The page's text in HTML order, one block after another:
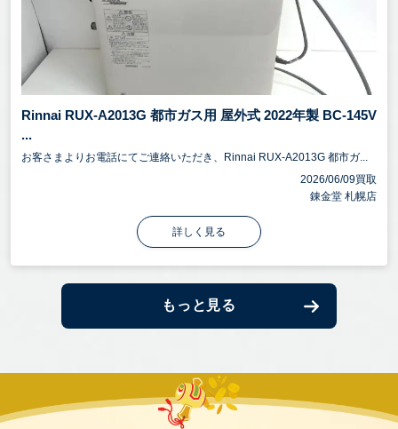
Rinnai RUX-A2013G 都市ガス用 屋外式 2022年製 BC-145V
...
お客さまよりお電話にてご連絡いただき、Rinnai RUX-A2013G 都市ガ...
2026/06/09買取
錬金堂 札幌店
詳しく見る
もっと見る